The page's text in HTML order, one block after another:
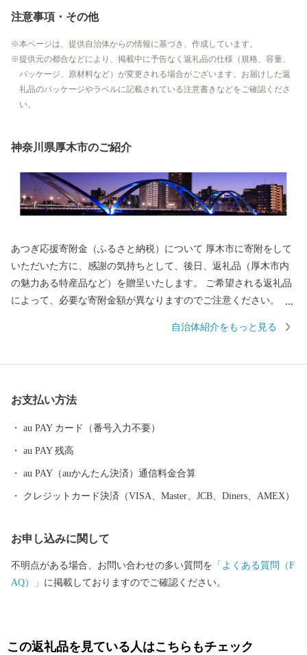
注意事項・その他
本ページは、提供自治体からの情報に基づき、作成しています。
提供元の都合などにより、掲載中に予告なく返礼品の仕様（規格、容量、
パッケージ、原材料など）が変更される場合がございます。お届けした返
礼品のパッケージやラベルに記載されている注意書きなどをご確認くださ
い。
神奈川県厚木市のご紹介
あつぎ応援寄附金（ふるさと納税）について 厚木市に寄附をして
いただいた方に、感謝の気持ちとして、後日、返礼品（厚木市内
の魅力ある特産品など）を贈呈いたします。 ご希望される返礼品
によって、必要な寄附金額が異なりますのでご注意ください。
※返礼品のお届けには1～2ヶ月程度かかることがあります。 ※寄
ださい。なお、発送予定期間内での長期不在がある場合は必ず「at
sugi@furusato-supports.com」のメールアドレスにご連絡ください。
名前、電話番号を返礼品送付業者にお知らせすることになります
ので、あらかじめ御了承願います。 ※返礼品の送付は、厚木市外
にお住まいの方に限らせていただきます。 ※返礼品の写真はイメ
お住まいの方への返礼品送付の取りやめについて 厚木市では、平
成31年4月1日の総務省告示により、 「自団体住民に返礼品等を提
供しないこと」とされたことを受け、 令和元年5月31日以降の市
自治体紹介をもっと見る
お支払い方法
au PAY カード（番号入力不要）
au PAY 残高
au PAY（auかんたん決済）通信料金合算
クレジットカード決済（VISA、Master、JCB、Diners、AMEX）
お申し込みに関して
不明点がある場合、お問い合わせの多い質問を 「よくある質問（F
AQ）」 に掲載しておりますのでご確認ください。
この返礼品を見ている人はこちらもチェック